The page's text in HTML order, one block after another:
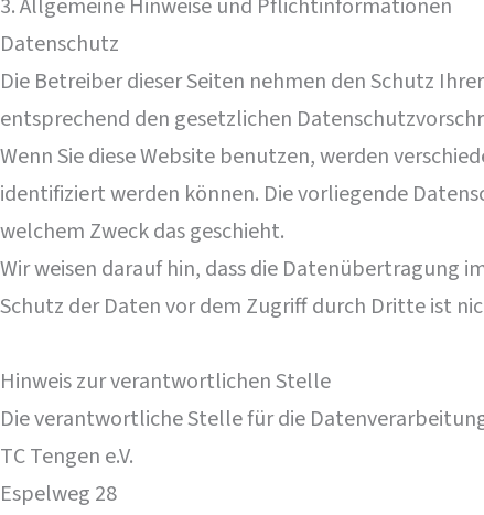
3. Allgemeine Hinweise und Pflicht­informationen
Datenschutz
Die Betreiber dieser Seiten nehmen den Schutz
entsprechend den gesetzlichen
Wenn Sie diese Website benutzen, werden
identifiziert werden können. Die vorliegende
welchem Zweck das geschieht.
Wir weisen darauf hin, dass die Datenübertragung
Schutz der Daten vor dem Zugriff durch Dritte ist
Hinweis zur verantwortlichen Stelle
Die verantwortliche Stelle für die
TC Tengen e.V.
Espelweg 28